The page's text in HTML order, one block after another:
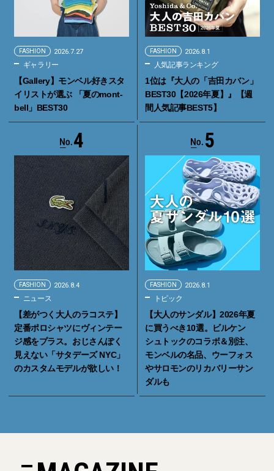
FASHION 2026.7.27
ギャラリー
【Gallery】モンベル好きスタ
イリストが選ぶ 「夏のmont-
bell」BEST30
FASHION 2026.8.1
人気記事ランキング
1位は『大人の「吉田カバン」
BEST30【2026年夏】』【週
間人気記事BEST5】
4
FASHION 2026.8.4
ニュース
【差がつく大人のラコステ】
定番ポロシャツにヴィンテー
ジ感をプラス。おじさんぽく
見えない「サタデーズ NYC」
のカスタムモデルが欲しい！
5
FASHION 2026.8.1
トピック
【大人のサンダル】2026年夏
に買うべき10選。ビルケン
シュトックのコラボ＆別注、
モンベルの名品、ウーフォス
やサロモンのリカバリーサン
ダルも